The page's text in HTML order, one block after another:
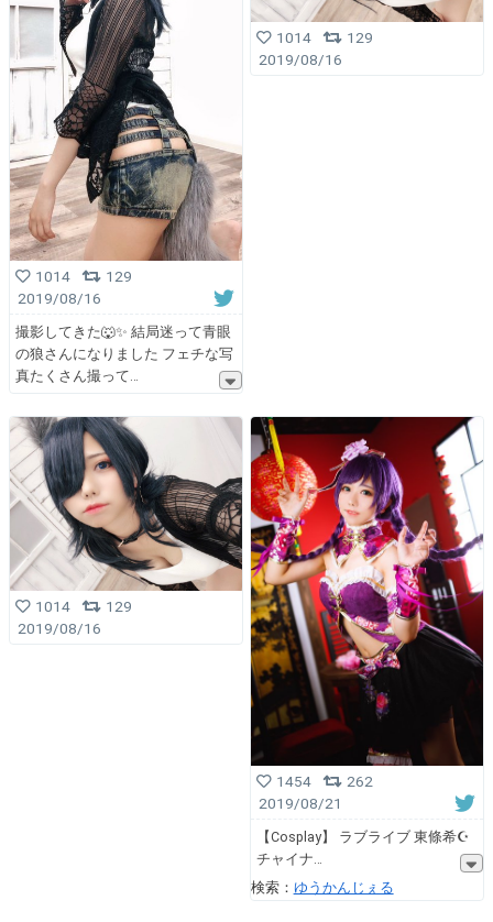
1014
129
2019/08/16
撮影してきた🐺✨ 結局迷って青眼
の狼さんになりました フェチな写
真たくさん撮って
1014
129
2019/08/16
1014
129
2019/08/16
1454
262
2019/08/21
【Cosplay】 ラブライブ 東條希☪︎
チャイナ
検索： ゆうかんじぇる